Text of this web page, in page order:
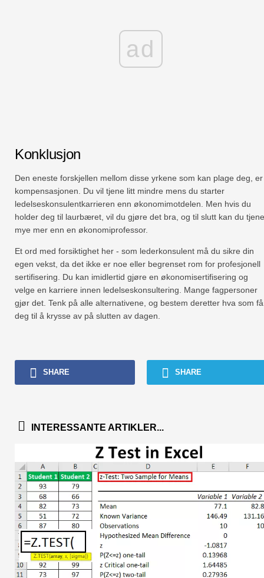
ad
Konklusjon
Den eneste forskjellen mellom disse yrkene som kan plage deg, er
kompensasjonen. Du vil tjene litt mindre mens du starter
ledelseskonsulentkarrieren enn økonomimotdelen. Men hvis du
holder deg til laurbæret, vil du gjøre det bra, og til slutt kan du tjene
mye mer enn en økonomiprofessor.
Et ord med forsiktighet her - som lederkonsulent må du sikre din
egen vekst, da det ikke er noe eller begrenset rom for profesjonell
sertifisering. Du kan imidlertid gjøre en økonomisertifisering og
velge en karriere innen ledelseskonsultering. Mange fagpersoner
gjør det. Tenk på alle alternativene, og bestem deretter hva som
deg til å krysse av på slutten av dagen.
SHARE SHARE
INTERESSANTE ARTIKLER...